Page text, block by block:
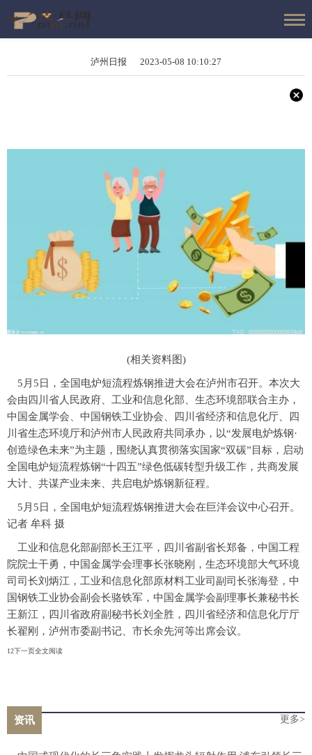
泸州日报 2023-05-08 10:10:27
(相关资料图)
5月5日，全国电炉短流程炼钢推进大会在泸州市召开。本次大
会由四川省人民政府、工业和信息化部、生态环境部联合主办，
中国金属学会、中国钢铁工业协会、四川省经济和信息化厅、四
川省生态环境厅和泸州市人民政府共同承办，以“发展电炉炼钢·
创造绿色未来”为主题，围绕认真贯彻落实国家“双碳”目标，启动
全国电炉短流程炼钢“十四五”绿色低碳转型升级工作，共商发展
大计、共谋产业未来、共启电炉炼钢新征程。
5月5日，全国电炉短流程炼钢推进大会在巨洋会议中心召开。
记者 牟科 摄
工业和信息化部副部长王江平，四川省副省长郑备，中国工程
院院士干勇，中国金属学会理事长张晓刚，生态环境部大气环境
司司长刘炳江，工业和信息化部原材料工业司副司长张海登，中
国钢铁工业协会副会长骆铁军，中国金属学会副理事长兼秘书长
王新江，四川省政府副秘书长刘全胜，四川省经济和信息化厅厅
长翟刚，泸州市委副书记、市长余先河等出席会议。
12下一页全文阅读
资讯 更多>